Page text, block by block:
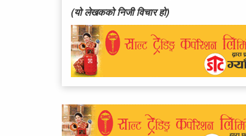
(यो लेखकको निजी विचार हो)